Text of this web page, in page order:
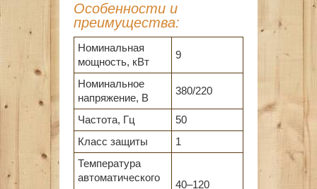
Особенности и
преимущества:
Номинальная
мощность, кВт
9
Номинальное
напряжение, В
380/220
Частота, Гц
50
Класс защиты
1
Температура
автоматического
40–120